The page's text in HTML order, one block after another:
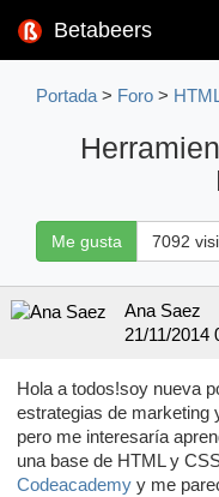
Betabeers
Portada > Foro >
Me gusta 7092
Ana Saez
21/11/2014
Hola a todos!soy nueva
estrategias de marketing
pero me interesaría
una base de HTML y
Codeacademy y me